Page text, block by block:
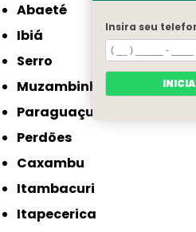
Abaeté
Ibiá
Serro
Muzambinho
Paraguaçu
Perdões
Caxambu
Itambacuri
Itapecerica
Insira seu